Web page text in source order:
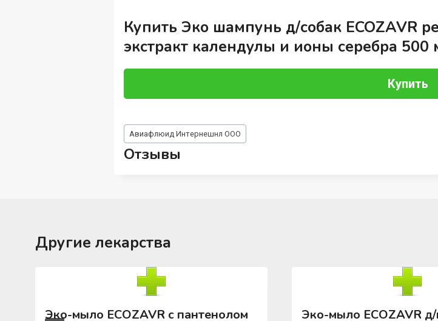
Купить Эко шампунь д/собак ECOZAVR
экстракт календулы и ионы серебра 500
Купить
Метки
записи:
Авиафлюид Интернешнл ООО
Отзывы
Другие лекарства
Эко-мыло ECOZAVR с пантенолом Эко-мыло ECOZAVR д/